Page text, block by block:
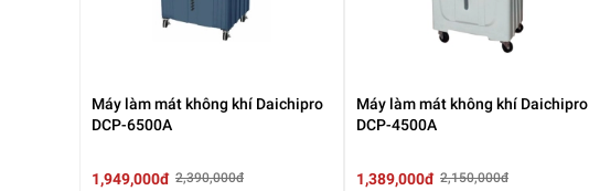
Máy làm mát không khí Daichipro
DCP-6500A
1,949,000đ 2,390,000đ
Máy làm mát không khí Daichipro
DCP-4500A
1,389,000đ 2,150,000đ